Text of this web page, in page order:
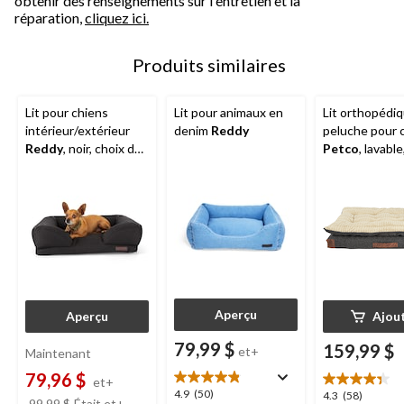
réparation, cliquez ici.
Produits similaires
Lit pour chiens
intérieur/extérieur
Reddy, noir, choix de
Aperçu
Maintenant
79,96 $ et+
Lit pour animaux en
denim Reddy
Aperçu
79,99 $ et+
4.9 (50)
4.9
Lit
peluche pour
Petco,
159,99 $
4.3 (58)
4.3